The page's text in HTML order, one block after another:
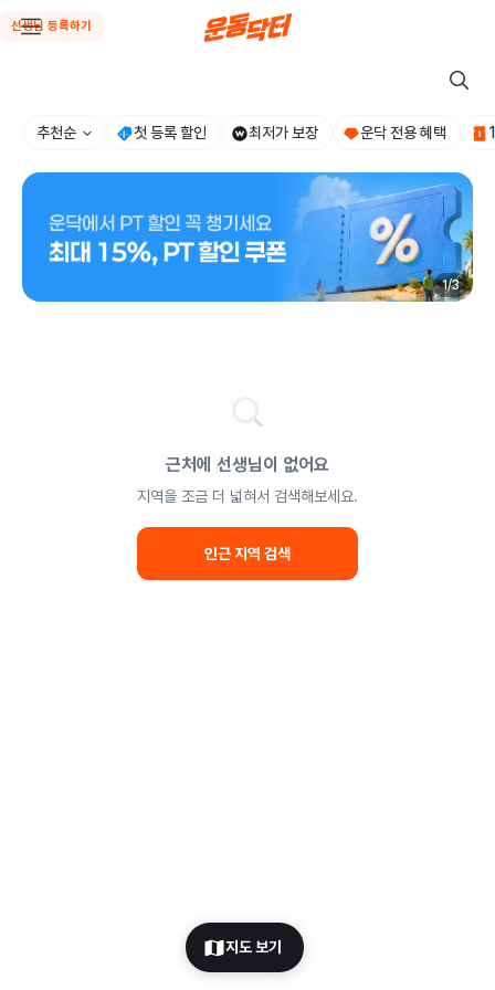
선생님 등록하기
추천순 첫 등록 할인 최저가 보장 운닥 전용 혜택
지도 보기
1/3
근처에 선생님이 없어요
지역을 조금 더 넓혀서 검색해보세요.
인근 지역 검색